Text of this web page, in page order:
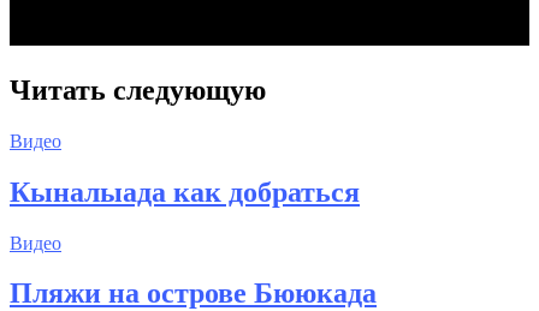
Читать следующую
Видео
Кыналыада как добраться
Видео
Пляжи на острове Бююкада